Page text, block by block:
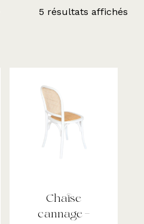
5 résultats affichés
Chaise
cannage –